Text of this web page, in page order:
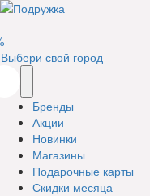
Выбери свой город
Бренды
Акции
Новинки
Магазины
Подарочные карты
Скидки месяца